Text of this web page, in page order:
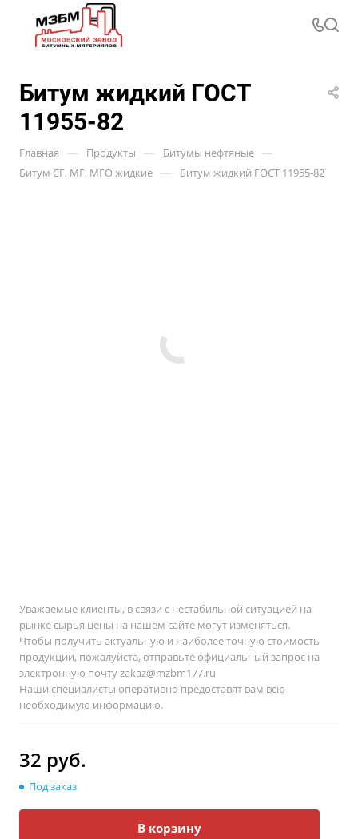
Битум жидкий ГОСТ
11955-82
Главная — Продукты — Битумы нефтяные —
Битум СГ, МГ, МГО жидкие — Битум жидкий ГОСТ 11955-82
Уважаемые клиенты, в связи с нестабильной ситуацией на
рынке сырья цены на нашем сайте могут изменяться.
Чтобы получить актуальную и наиболее точную стоимость
продукции, пожалуйста, отправьте официальный запрос на
электронную почтуzakaz@mzbm177.ru
Наши специалисты оперативно предоставят вам всю
необходимую информацию.
32 руб.
Под заказ
В корзину